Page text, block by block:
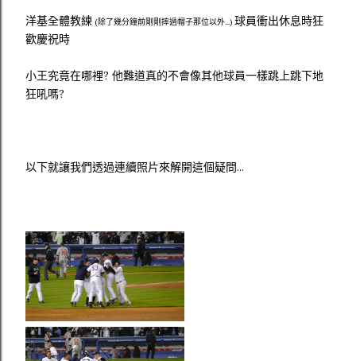
洋基全體教練 (除了幾分鐘前剛剛摔過帽子那位以外...) 球員衝出休息時狂
歡慶祝時
小王究竟在哪裡? 他難道真的不會像其他球員一樣跳上跳下地
狂吼嗎?
以下就讓我們透過連續照片來解開這個疑問...